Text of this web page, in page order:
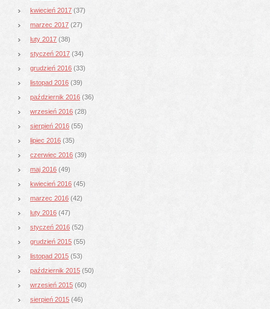
kwiecień 2017 (37)
marzec 2017 (27)
luty 2017 (38)
styczeń 2017 (34)
grudzień 2016 (33)
listopad 2016 (39)
październik 2016 (36)
wrzesień 2016 (28)
sierpień 2016 (55)
lipiec 2016 (35)
czerwiec 2016 (39)
maj 2016 (49)
kwiecień 2016 (45)
marzec 2016 (42)
luty 2016 (47)
styczeń 2016 (52)
grudzień 2015 (55)
listopad 2015 (53)
październik 2015 (50)
wrzesień 2015 (60)
sierpień 2015 (46)